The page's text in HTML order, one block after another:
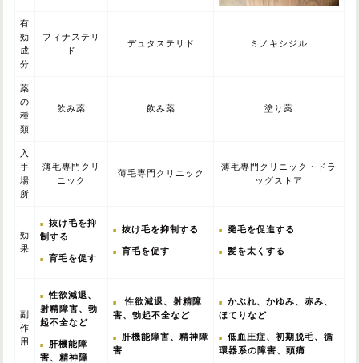
有
効
成
分
フィナステリ
ド
デュタステリド ミノキシジル
薬
の
種
類
飲み薬 飲み薬 塗り薬
入
手
場
所
薄毛専門クリ
ニック
薄毛専門クリニック
薄毛専門クリニック・ドラ
ッグストア
効
果
抜け毛を抑
制する
育毛を促す
抜け毛を抑制する
育毛を促す
発毛を促進する
髪を太くする
副
作
用
性欲減退、
射精障害、勃
起不全など
肝機能障
害、精神障
性欲減退、射精障
害、勃起不全など
肝機能障害、精神障
害
かぶれ、かゆみ、赤み、
ほてりなど
低血圧症、初期脱毛、循
環器系の障害、頭痛